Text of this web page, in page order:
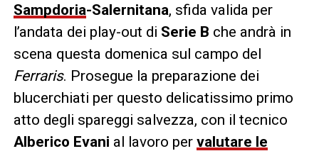
Sampdoria-Salernitana, sfida valida per
l’andata dei play-out di Serie B che andrà in
scena questa domenica sul campo del
Ferraris. Prosegue la preparazione dei
blucerchiati per questo delicatissimo primo
atto degli spareggi salvezza, con il tecnico
Alberico Evani al lavoro per valutare le